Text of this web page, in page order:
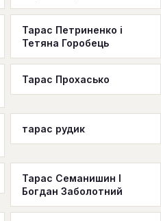
Тарас Петриненко і
Тетяна Горобець
Тарас Прохасько
тарас рудик
Тарас Семанишин І
Богдан Заболотний